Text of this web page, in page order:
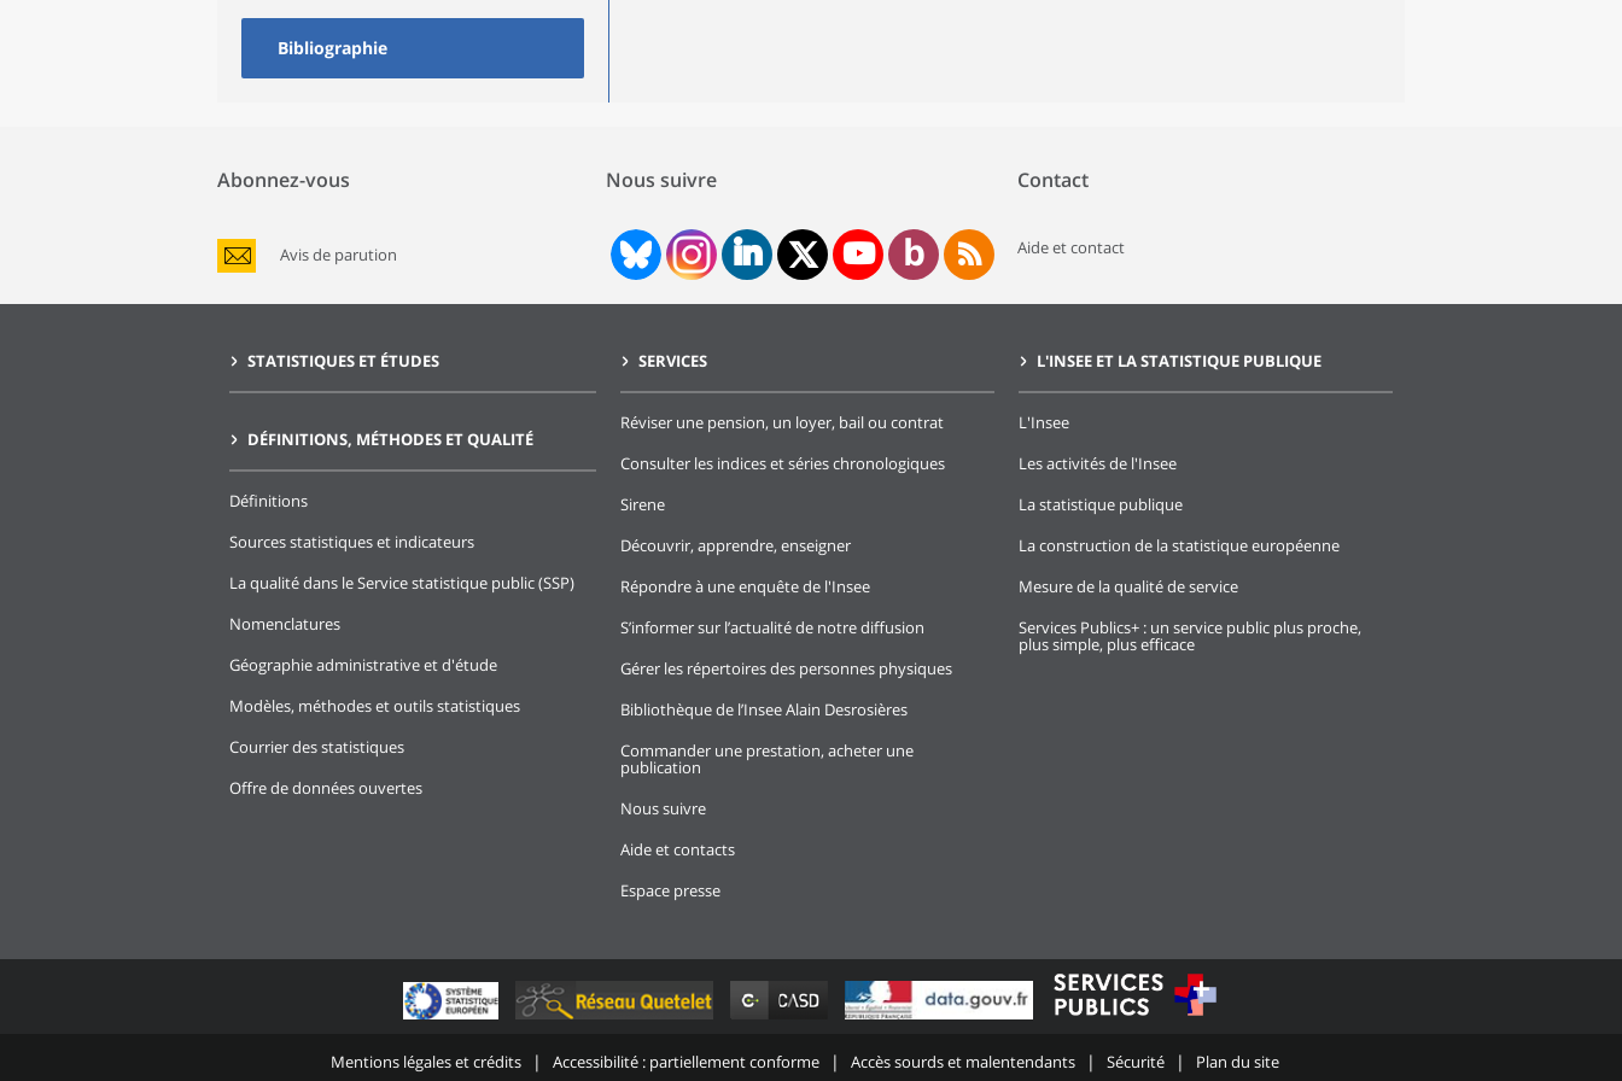
Bibliographie
Abonnez-vous
Avis de parution
Nous suivre Contact
Aide et contact
STATISTIQUES ET ÉTUDES
DÉFINITIONS, MÉTHODES ET QUALITÉ
Définitions
Sources statistiques et indicateurs
La qualité dans le Service statistique public (SSP)
Nomenclatures
Géographie administrative et d'étude
Modèles, méthodes et outils statistiques
Courrier des statistiques
Offre de données ouvertes
SERVICES
Réviser une pension, un loyer, bail ou contrat
Consulter les indices et séries chronologiques
Sirene
Découvrir, apprendre, enseigner
Répondre à une enquête de l'Insee
S’informer sur l’actualité de notre diffusion
Gérer les répertoires des personnes physiques
Bibliothèque de l’Insee Alain Desrosières
Commander une prestation, acheter une
publication
Nous suivre
Aide et contacts
Espace presse
L'INSEE ET LA STATISTIQUE PUBLIQUE
L'Insee
Les activités de l'Insee
La statistique publique
La construction de la statistique européenne
Mesure de la qualité de service
Services Publics+ : un service public plus proche,
plus simple, plus efficace
Mentions légales et crédits Accessibilité : partiellement conforme Accès sourds et malentendants Sécurité Plan du site